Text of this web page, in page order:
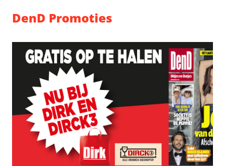
DenD Promoties